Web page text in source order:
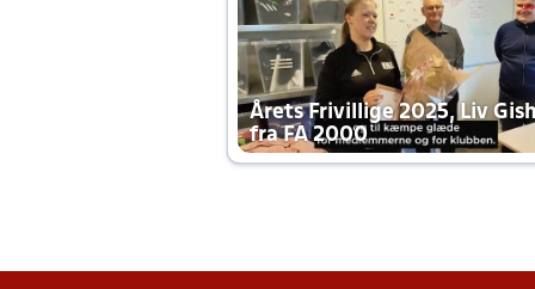
Årets Frivillige 2025, Liv Gish
fra FA 2000